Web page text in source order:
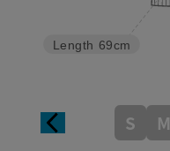
Length 69cm
S M